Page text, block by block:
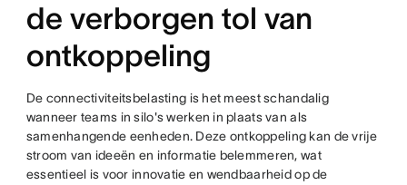
de verborgen tol van
ontkoppeling
De connectiviteitsbelasting is het meest schandalig
wanneer teams in silo's werken in plaats van als
samenhangende eenheden. Deze ontkoppeling kan de vrije
stroom van ideeën en informatie belemmeren, wat
essentieel is voor innovatie en wendbaarheid op de